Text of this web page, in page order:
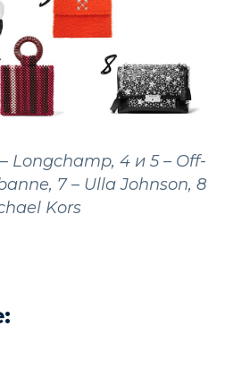
Longchamp, 4 и 5 – Off-
7 – Ulla Johnson, 8
Kors